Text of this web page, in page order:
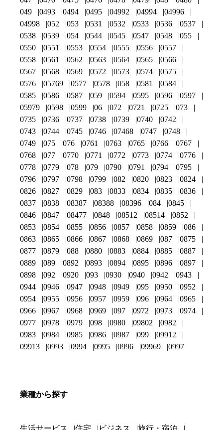
049
0493 0494 0495 04992 04994
04996
04998
052 053 0531 0532 0533 0536
0537
0538
0539 054 0544 0545 0547 0548
055
0550
0551 0553 0554 0555 0556
0557
0558
0561 0562 0563 0564 0565
0566
0567
0568 0569 0572 0573 0574
0575
0576
05769 0577 0578 058 0581
0584
0585
0586 0587 059 0594 0595 0596
0597
05979
0598 0599 06 072 0721 0725
073
0735
0736 0737 0738 0739 0740
0742
0743
0744 0745 0746 07468 0747
0748
0749
075 076 0761 0763 0765 0766
0767
0768
077 0770 0771 0772 0773 0774
0776
0778
0779 078 079 0790 0791 0794
0795
0796
0797 0798 0799 082 0820 0823
0824
0826
0827 0829 083 0833 0834 0835
0836
0837
0838 08387 08388 08396 084
0845
0846
0847 08477 0848 08512 08514
0852
0853
0854 0855 0856 0857 0858 0859
086
0863
0865 0866 0867 0868 0869 087
0875
0877
0879 088 0880 0883 0884 0885
0887
0889
089 0892 0893 0894 0895 0896
0897
0898
092 0920 093 0930 0940 0942
0943
0944
0946 0947 0948 0949 095 0950
0952
0954
0955 0956 0957 0959 096 0964
0965
0966
0967 0968 0969 097 0972 0973
0974
0977
0978 0979 098 0980 09802
0982
0983
0984 0985 0986 0987 099
09912
09913
0993 0994 0995 0996 09969 0997
業種から探す